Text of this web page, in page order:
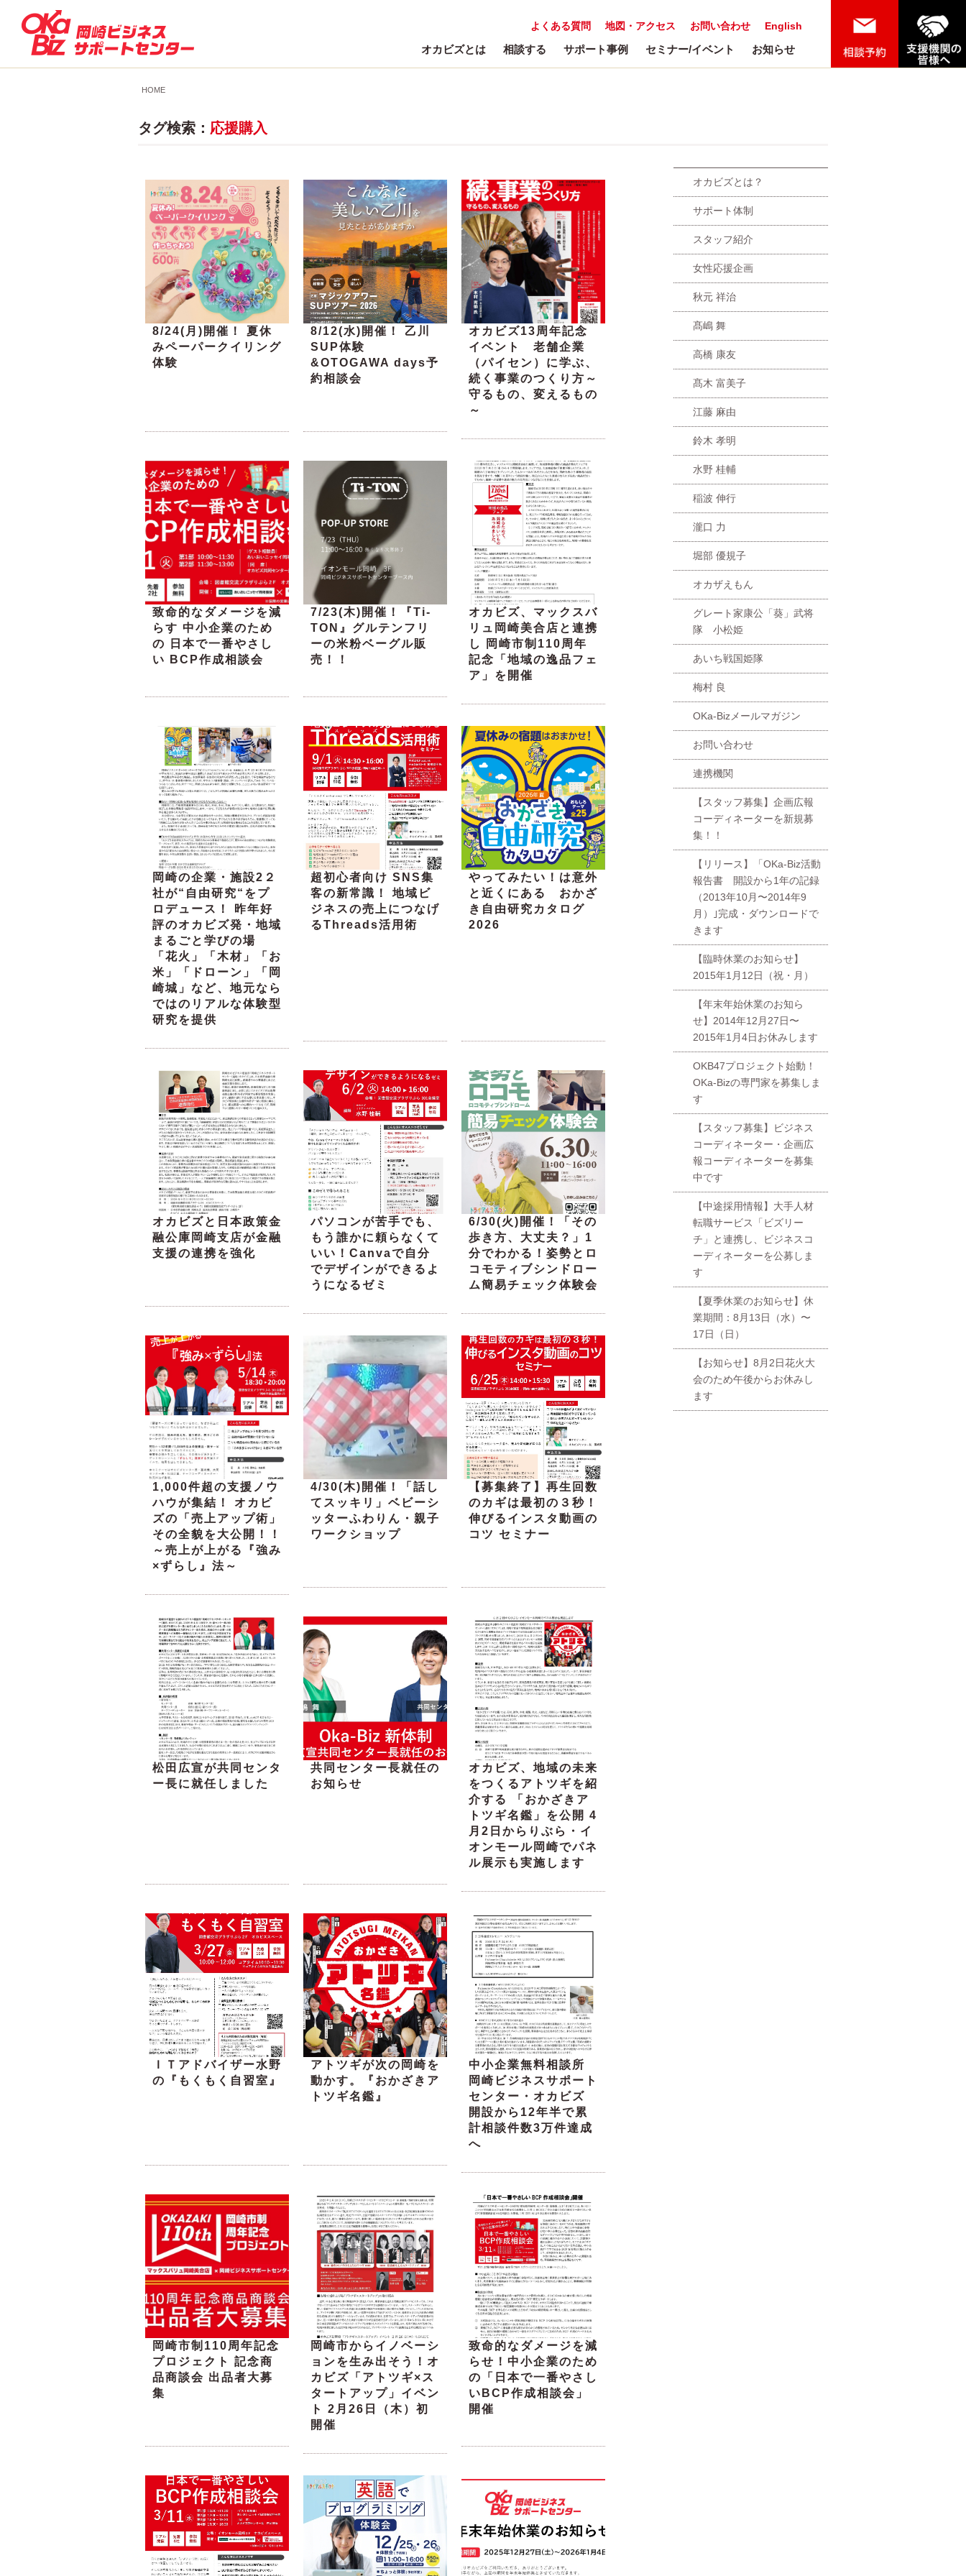
English
お問い合わせ
地図・アクセス
よくある質問
オカビズとは 相談する サポート事例 セミナー/イベント お知らせ
HOME
タグ検索： 応援購入
8/24(月)開催！ 夏休
みペーパークイリング
体験
8/12(水)開催！ 乙川
SUP体験
&OTOGAWA days予
約相談会
オカビズ13周年記念
イベント 老舗企業
（パイセン）に学ぶ、
続く事業のつくり方～
守るもの、変えるもの
～
致命的なダメージを減
らす 中小企業のため
の 日本で一番やさし
い BCP作成相談会
7/23(木)開催！『Ti-
TON』グルテンフリ
ーの米粉ベーグル販
売！！
オカビズ、マックスバ
リュ岡崎美合店と連携
し 岡崎市制110周年
記念「地域の逸品フェ
ア」を開催
岡崎の企業・施設2２
社が“自由研究“をプ
ロデュース！ 昨年好
評のオカビズ発・地域
まるごと学びの場
「花火」「木材」「お
米」「ドローン」「岡
崎城」など、地元なら
ではのリアルな体験型
研究を提供
超初心者向け SNS集
客の新常識！ 地域ビ
ジネスの売上につなげ
るThreads活用術
やってみたい！は意外
と近くにある おかざ
き自由研究カタログ
2026
オカビズと日本政策金
融公庫岡崎支店が金融
支援の連携を強化
パソコンが苦手でも、
もう誰かに頼らなくて
いい！Canvaで自分
でデザインができるよ
うになるゼミ
6/30(火)開催！「その
歩き方、大丈夫？」1
分でわかる！姿勢とロ
コモティブシンドロー
ム簡易チェック体験会
1,000件超の支援ノウ
ハウが集結！ オカビ
ズの「売上アップ術」
その全貌を大公開！！
～売上が上がる『強み
×ずらし』法～
4/30(木)開催！「話し
てスッキリ」ベビーシ
ッターふわりん・親子
ワークショップ
【募集終了】再生回数
のカギは最初の３秒！
伸びるインスタ動画の
コツ セミナー
松田広宣が共同センタ
ー長に就任しました
共同センター長就任の
お知らせ
オカビズ、地域の未来
をつくるアトツギを紹
介する 「おかざきア
トツギ名鑑」を公開 4
月2日からりぶら・イ
オンモール岡崎でパネ
ル展示も実施します
ＩＴアドバイザー水野
の『もくもく自習室』
アトツギが次の岡崎を
動かす。『おかざきア
トツギ名鑑』
中小企業無料相談所
岡崎ビジネスサポート
センター・オカビズ
開設から12年半で累
計相談件数3万件達成
へ
岡崎市制110周年記念
プロジェクト 記念商
品商談会 出品者大募
集
岡崎市からイノベーシ
ョンを生み出そう！オ
カビズ「アトツギ×ス
タートアップ」イベン
ト 2月26日（木）初
開催
致命的なダメージを減
らせ！中小企業のため
の「日本で一番やさし
いBCP作成相談会」
開催
オカビズとは？
サポート体制
スタッフ紹介
女性応援企画
秋元 祥治
髙嶋 舞
高橋 康友
髙木 富美子
江藤 麻由
鈴木 孝明
水野 桂輔
稲波 伸行
瀧口 力
堀部 優規子
オカザえもん
グレート家康公「葵」武将
隊 小松姫
あいち戦国姫隊
梅村 良
OKa-Bizメールマガジン
お問い合わせ
連携機関
【スタッフ募集】企画広報
コーディネーターを新規募
集！！
【リリース】「OKa-Biz活動
報告書 開設から1年の記録
（2013年10月〜2014年9
月）｣完成・ダウンロードで
きます
【臨時休業のお知らせ】
2015年1月12日（祝・月）
【年末年始休業のお知ら
せ】2014年12月27日〜
2015年1月4日お休みします
OKB47プロジェクト始動！
OKa-Bizの専門家を募集しま
す
【スタッフ募集】ビジネス
コーディネーター・企画広
報コーディネーターを募集
中です
【中途採用情報】大手人材
転職サービス「ビズリー
チ」と連携し、ビジネスコ
ーディネーターを公募しま
す
【夏季休業のお知らせ】休
業期間：8月13日（水）〜
17日（日）
【お知らせ】8月2日花火大
会のため午後からお休みし
ます